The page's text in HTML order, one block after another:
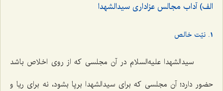
الف) آداب مجالس عزاداری سیدالشهدا
1. نیّت خالص
سیدالشهدا علیه‌السلام در آن مجلسی که از روی اخلاص باشد
حضور دارد؛ آن مجلسی كه برای سیدالشهدا برپا بشود، نه برای ریا و